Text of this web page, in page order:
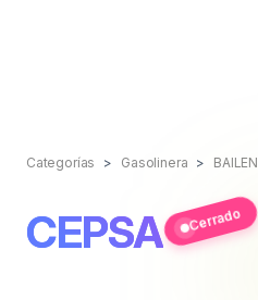
Categorías Gasolinera BAILEN
CEPSA Cerrado